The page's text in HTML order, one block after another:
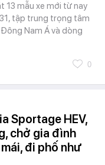
13 mẫu xe mới từ nay
tập trung trọng tâm
Nam Á và dòng
0
Sportage HEV,
chở gia đình
đi phố như